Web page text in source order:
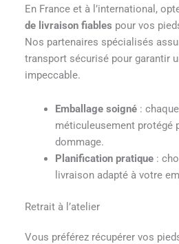
En France et à l’international,
de livraison fiables pour vos
Nos partenaires spécialisés
transport sécurisé pour garantir
impeccable.
Emballage soigné:
méticuleusement protégé
dommage.
Planification pratique:
livraison adapté à votre
Retrait à l’atelier
Vous préférez récupérer vos